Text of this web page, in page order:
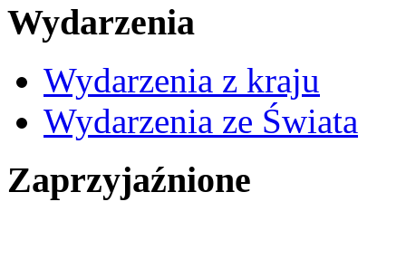
Wydarzenia
Wydarzenia z kraju
Wydarzenia ze Świata
Zaprzyjaźnione